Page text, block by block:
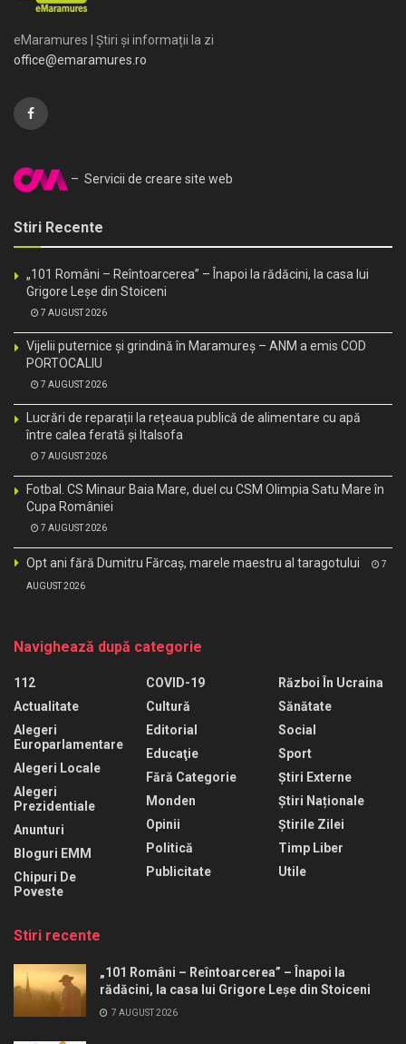
eMaramures | Știri și informații la zi
office@emaramures.ro
– Servicii de creare site web
Stiri Recente
„101 Români – Reîntoarcerea” – Înapoi la rădăcini, la casa lui
Grigore Leșe din Stoiceni
7 AUGUST 2026
Vijelii puternice și grindină în Maramureș – ANM a emis COD
PORTOCALIU
7 AUGUST 2026
Lucrări de reparații la rețeaua publică de alimentare cu apă
între calea ferată și Italsofa
7 AUGUST 2026
Fotbal. CS Minaur Baia Mare, duel cu CSM Olimpia Satu Mare în
Cupa României
7 AUGUST 2026
Opt ani fără Dumitru Fărcaș, marele maestru al taragotului 7
AUGUST 2026
Navighează după categorie
112
Actualitate
Alegeri
Europarlamentare
Alegeri Locale
Alegeri
Prezidentiale
Anunturi
Bloguri EMM
Chipuri De
Poveste
COVID-19
Cultură
Editorial
Educaţie
Fără Categorie
Monden
Opinii
Politică
Publicitate
Război În Ucraina
Sănătate
Social
Sport
Știri Externe
Știri Naționale
Știrile Zilei
Timp Liber
Utile
Stiri recente
„101 Români – Reîntoarcerea” – Înapoi la
rădăcini, la casa lui Grigore Leșe din Stoiceni
7 AUGUST 2026